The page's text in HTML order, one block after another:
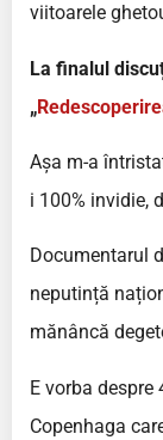
viitoarele
La finalul
„
Așa m-a
i 100% invidie,
Documentarul
neputință
mănâncă
E vorba despre
Copenhaga